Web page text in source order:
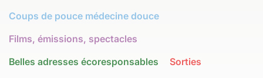
Coups de pouce médecine douce
Films, émissions, spectacles
Belles adresses écoresponsables
Sorties